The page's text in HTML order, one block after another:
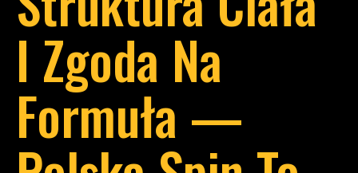
I Zgoda Na
Formuła —